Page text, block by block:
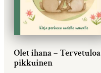
Olet ihana – Tervetuloa
pikkuinen